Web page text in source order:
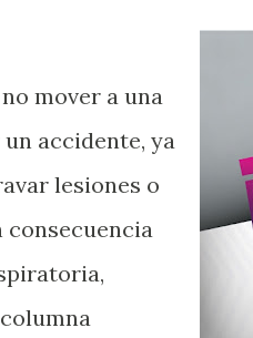
mover a una
accidente, ya
lesiones o
consecuencia